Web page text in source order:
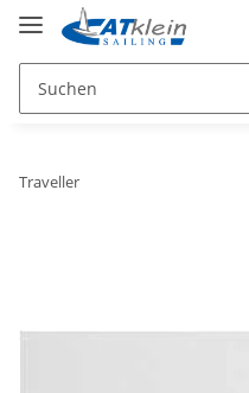
Traveller